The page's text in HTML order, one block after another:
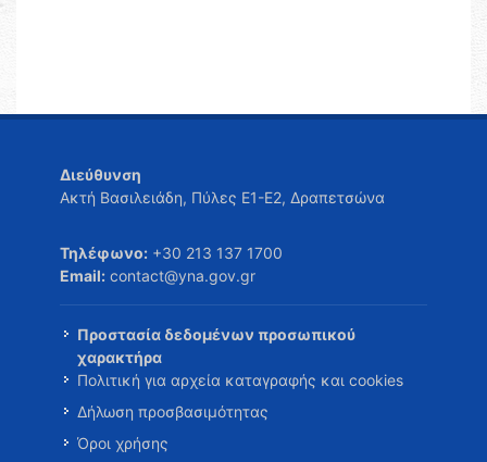
Διεύθυνση
Ακτή Βασιλειάδη, Πύλες Ε1-Ε2, Δραπετσώνα
Τηλέφωνο: +30 213 137 1700
Email: contact@yna.gov.gr
Προστασία δεδομένων προσωπικού
χαρακτήρα
Πολιτική για αρχεία καταγραφής και cookies
Δήλωση προσβασιμότητας
Όροι χρήσης